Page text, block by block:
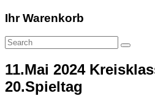
Ihr Warenkorb
11.Mai 2024
20.Spieltag